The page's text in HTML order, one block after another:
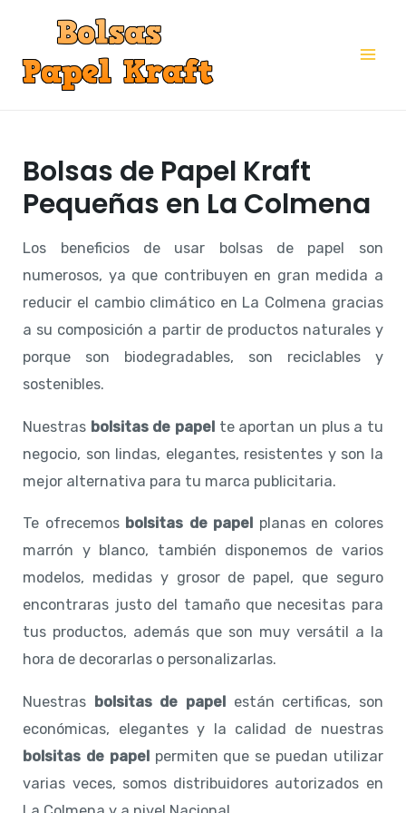
contenido
Bolsas de Papel Kraft
Pequeñas en La Colmena
Los beneficios de usar bolsas de papel son
numerosos, ya que contribuyen en gran medida a
reducir el cambio climático en La Colmena gracias
a su composición a partir de productos naturales y
porque son biodegradables, son reciclables y
sostenibles.
Nuestras bolsitas de papel te aportan un plus a tu
negocio, son lindas, elegantes, resistentes y son la
mejor alternativa para tu marca publicitaria.
Te ofrecemos bolsitas de papel planas en colores
marrón y blanco, también disponemos de varios
modelos, medidas y grosor de papel, que seguro
encontraras justo del tamaño que necesitas para
tus productos, además que son muy versátil a la
hora de decorarlas o personalizarlas.
Nuestras bolsitas de papel están certificas, son
económicas, elegantes y la calidad de nuestras
bolsitas de papelpermiten que se puedan utilizar
varias veces, somos distribuidores autorizados en